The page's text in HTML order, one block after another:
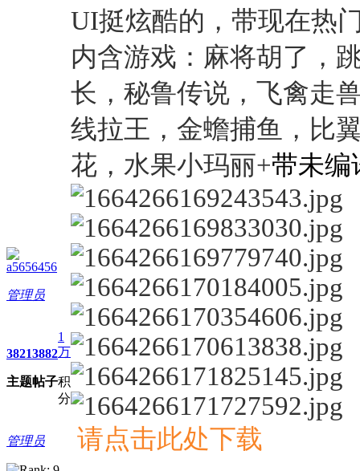
a5656456
管理员
3821
主题
3882
帖子
1
万
积
分
管理员
UI挺炫酷的，带现在热
内含游戏：麻将胡了，
长，秘鲁传说，飞禽走
线拉王，金蟾捕鱼，比
花，水果小玛丽+带未编
请点击此处下载